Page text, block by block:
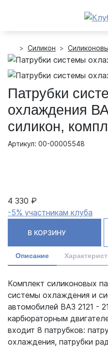
Силикон
Патрубки
охлаждения
силикон,
Артикул: 00-00005548
4 330 ₽
-5% участникам клуба
В КОРЗИНУ
Описание
Комплект силиконовых
системы охлаждения и
автомобилей ВАЗ 2121 -
карбюраторным
входит 8 патрубков:
охлаждения, патрубки